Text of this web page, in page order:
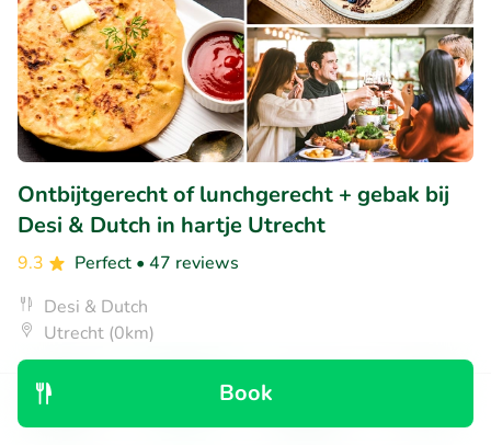
Book
Ontbijtgerecht of lunchgerecht + gebak bij
Desi & Dutch in hartje Utrecht
9.3 Perfect • 47 reviews
Desi & Dutch
Utrecht (0km)
Sold: 267